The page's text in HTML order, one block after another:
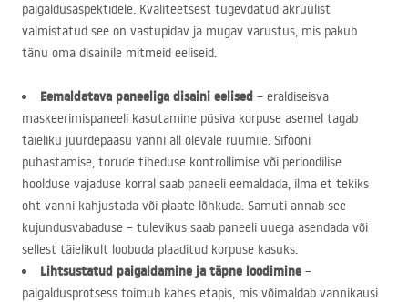
paigaldusaspektidele. Kvaliteetsest tugevdatud akrüülist
valmistatud see on vastupidav ja mugav varustus, mis pakub
tänu oma disainile mitmeid eeliseid.
Eemaldatava paneeliga disaini eelised – eraldiseisva
maskeerimispaneeli kasutamine püsiva korpuse asemel tagab
täieliku juurdepääsu vanni all olevale ruumile. Sifooni
puhastamise, torude tiheduse kontrollimise või perioodilise
hoolduse vajaduse korral saab paneeli eemaldada, ilma et tekiks
oht vanni kahjustada või plaate lõhkuda. Samuti annab see
kujundusvabaduse – tulevikus saab paneeli uuega asendada või
sellest täielikult loobuda plaaditud korpuse kasuks.
Lihtsustatud paigaldamine ja täpne loodimine –
paigaldusprotsess toimub kahes etapis, mis võimaldab vannikausi